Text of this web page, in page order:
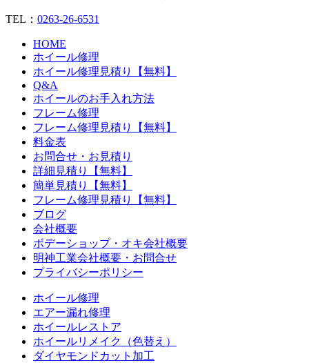
TEL： 0263-26-6531
HOME
ホイール修理
ホイール修理見積り【無料】
Q&A
ホイールのお手入れ方法
フレーム修理
フレーム修理見積り【無料】
料金表
お問合せ・お見積り
詳細見積り【無料】
簡単見積り【無料】
フレーム修理見積り【無料】
ブログ
会社概要
ボデーショップ・オキ会社概要
明神工業会社概要・お問合せ
プライバシーポリシー
ホイール修理
エアー漏れ修理
ホイールレストア
ホイールリメイク（色替え）
ダイヤモンドカット加工